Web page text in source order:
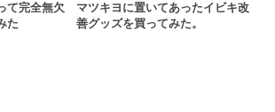
て完全無欠
た
マツキヨに置いてあったイビキ改
善グッズを買ってみた。